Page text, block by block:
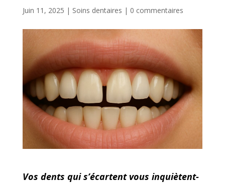
Juin 11, 2025 | Soins dentaires | 0 commentaires
Vos dents qui s’écartent vous inquiètent-